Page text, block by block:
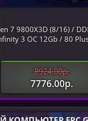
7 9800X3D (8/16) /
3 OC 12Gb / 80
8924.00р.
7776.00р.